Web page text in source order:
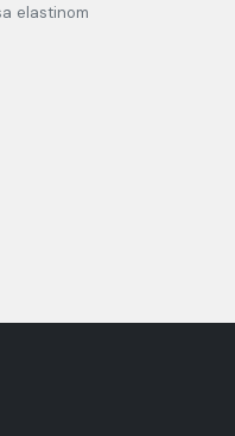
elastinom